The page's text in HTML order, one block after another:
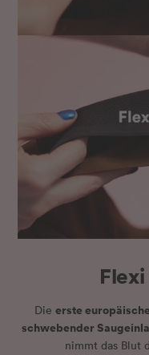
Die erste
schwebender
nimmt das Blut